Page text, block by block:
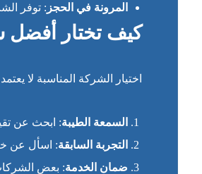
المرونة في الحجز : توفر
كيف تختار أفضل
اختيار الشركة المناسبة لا
السمعة الطيبة: ابحث عن
التجربة السابقة: اسأل عن
ضمان الخدمة: بعض